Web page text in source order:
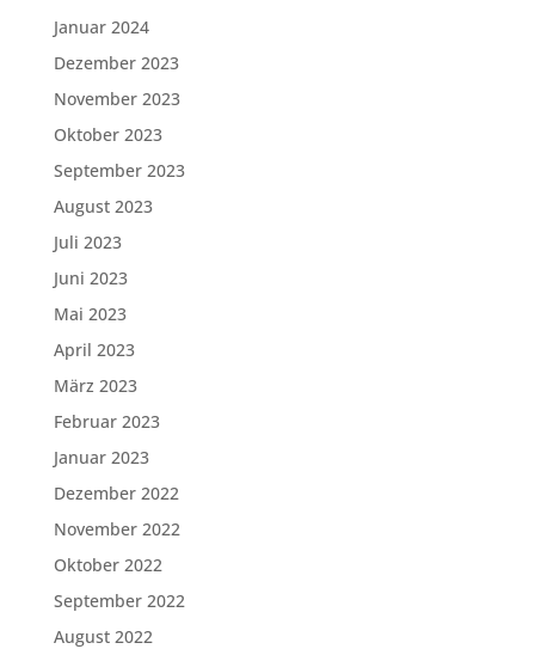
Januar 2024
Dezember 2023
November 2023
Oktober 2023
September 2023
August 2023
Juli 2023
Juni 2023
Mai 2023
April 2023
März 2023
Februar 2023
Januar 2023
Dezember 2022
November 2022
Oktober 2022
September 2022
August 2022